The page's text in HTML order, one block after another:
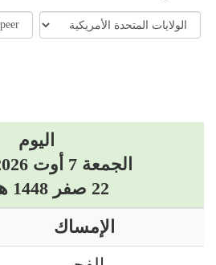
اليوم
الجمعة 7 أوت 2026 ميلادي
22 صفر 1448 هجري
الإمساك